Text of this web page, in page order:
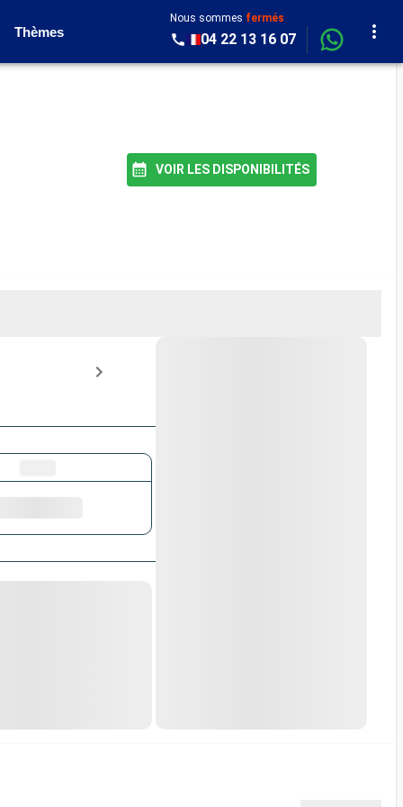
Thèmes
Nous sommes fermés
04 22 13 16 07
VOIR LES DISPONIBILITÉS